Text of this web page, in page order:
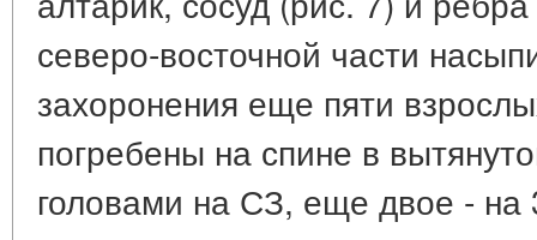
северо-восточной части
захоронения еще пяти
погребены на спине в
головами на СЗ, еще двое - на